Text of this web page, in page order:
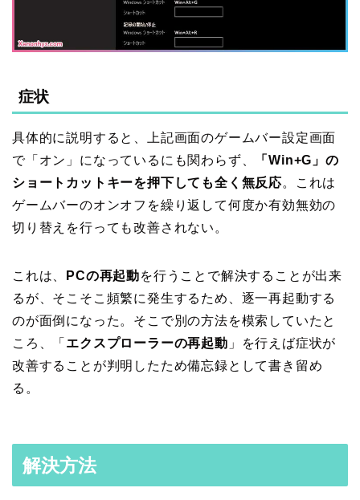
症状
具体的に説明すると、上記画面のゲームバー設定画面
で「オン」になっているにも関わらず、
「Win+G」の
ショートカットキーを押下しても全く無反応。これは
ゲームバーのオンオフを繰り返して何度か有効無効の
切り替えを行っても改善されない。
これは、 PCの再起動を行うことで解決することが出来
るが、そこそこ頻繁に発生するため、逐一再起動する
のが面倒になった。そこで別の方法を模索していたと
ころ、「 エクスプローラーの再起動 」を行えば症状が
改善することが判明したため備忘録として書き留め
る。
解決方法